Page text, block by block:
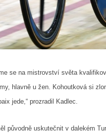
se na mistrovství světa
hlavně u žen. Kohoutková si
jede,“ prozradil Kadlec.
původně uskutečnit v dalekém